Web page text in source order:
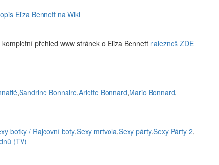
Eliza Bennett na Wiki
přehled www stránek o Eliza Bennett nalezneš ZDE
,Sandrine Bonnaire,Arlette Bonnard,Mario Bonnard,
,
botky / Rajcovní boty,Sexy mrtvola,Sexy párty,Sexy Párty 2,
(TV)